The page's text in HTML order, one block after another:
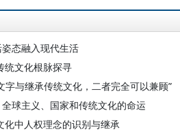
态融入现代生活
统文化根脉探寻
字与继承传统文化，二者完全可以兼顾”
球主义、国家和传统文化的命运
中人权理念的识别与继承